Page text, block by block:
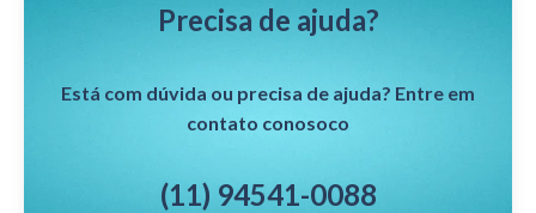
Precisa de ajuda?
Está com dúvida ou precisa de ajuda? Entre em
contato conosoco
(11) 94541-0088